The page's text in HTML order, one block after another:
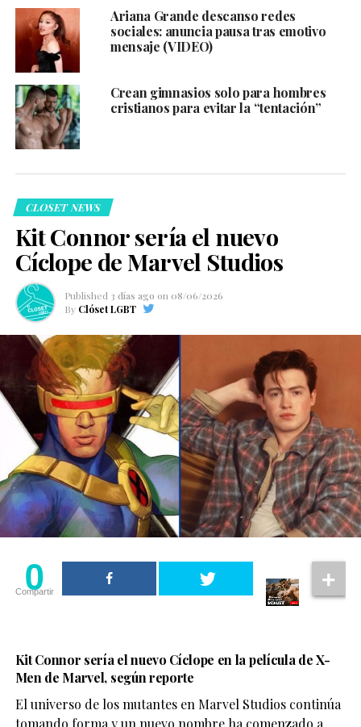
Ariana Grande descanso redes
sociales: anuncia pausa tras emotivo
mensaje (VIDEO)
Crean gimnasios solo para hombres
cristianos para evitar la “tentación”
CLOSET NEWS
Kit Connor sería el nuevo
Cíclope de Marvel Studios
Published 3 días ago on 08/06/2026
By Clóset LGBT
0
Compartir
Kit Connor sería el nuevo Cíclope en la película de X-
Men de Marvel, según reporte
El universo de los mutantes en Marvel Studios continúa
tomando forma y un nuevo nombre ha comenzado a